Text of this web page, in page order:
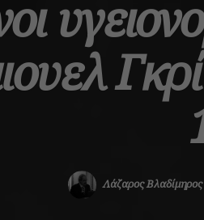
Λάζαρος Βλαδίμηρος